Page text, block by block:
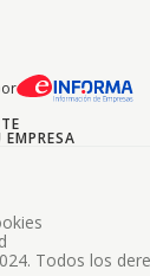
Todos los